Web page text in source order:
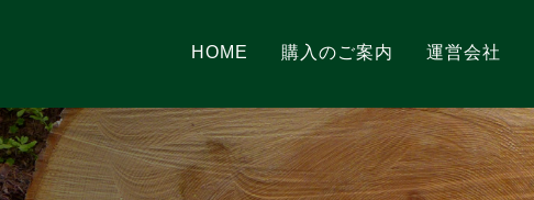
HOME 購入のご案内 運営会社